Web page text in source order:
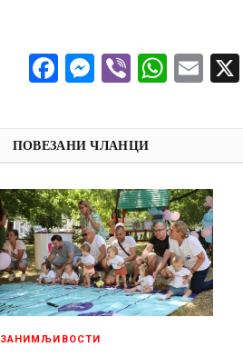
Facebook
Messenger
Viber
ПОВЕЗАНИ ЧЛАНЦИ
ЗАНИМЉИВОСТИ